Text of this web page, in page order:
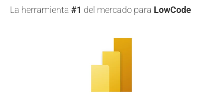
La herramienta #1 del mercado para LowCode